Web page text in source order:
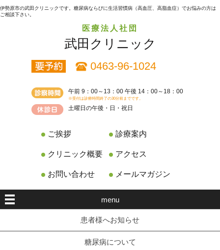
伊勢原市の武田クリニックです。糖尿病ならびに生活習慣病（高血圧、高脂血症）でお悩みの方は
ご相談下さい。
医療法人社団
武田クリニック
0463-96-1024
午前 9：00～13：00 午後 14：00～18：00
※受付は診療時間終了の30分前までです。
土曜日の午後・日・祝日
ご挨拶 診療案内
クリニック概要 アクセス
お問い合わせ メールマガジン
menu
患者様へお知らせ
糖尿病について